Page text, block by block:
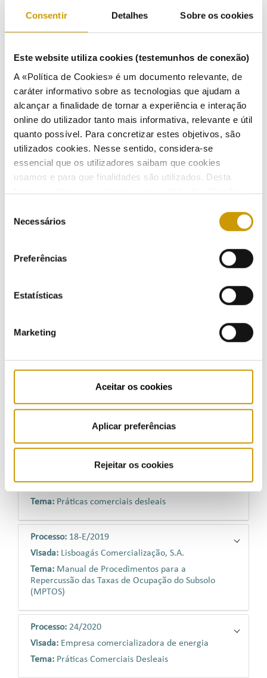
Consentir Detalhes Sobre os cookies
Este website utiliza cookies (testemunhos de conexão)
A «Política de Cookies» é um documento relevante, de
caráter informativo sobre as tecnologias que ajudam a
alcançar a finalidade de tornar a experiência e interação
online do utilizador tanto mais informativa, relevante e útil
quanto possível. Para concretizar estes objetivos, são
utilizados cookies. Nesse sentido, considera-se
essencial que os utilizadores saibam que cookies
usamos e para que finalidades são utilizados. Desta
forma, ajudamos a proteger a privacidade do utilizador,
simples possível de usar. Para obter mais informações
Necessários
Preferências
Estatísticas
Marketing
Aceitar os cookies
Aplicar preferências
Rejeitar os cookies
Tema:Incumprimento da obrigação de gravação
Processo:
14/2019
Visada:Armando Ferreira dos Santos
Tema:Cedência de energia a terceiros
Processo:15/2021
Visada:
Processo:
Tema:Manual de Procedimentos para a
Visada:
Processo:10/2019
Práticas Comerciais Desleais
26/2020
Visada:Empresa comercializadora de energia
Tema: Práticas comerciais desleais
Processo: 18-E/2019
Visada: Lisboagás Comercialização, S.A.
Tema: Manual de Procedimentos para a
Repercussão das Taxas de Ocupação do Subsolo
(MPTOS)
Processo: 24/2020
Visada: Empresa comercializadora de energia
Tema: Práticas Comerciais Desleais